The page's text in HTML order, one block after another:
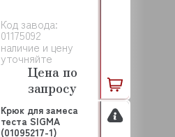
Код завода:
01175092
наличие и цену
уточняйте
Цена по
запросу
Крюк для замеса
теста SIGMA
(01095217-1)